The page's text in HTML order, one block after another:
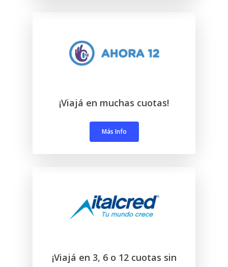
¡Viajá en muchas cuotas!
Más Info
¡Viajá en 3, 6 o 12 cuotas sin